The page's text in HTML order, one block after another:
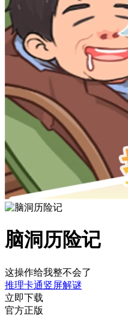
脑洞历险记
这操作给我整不会了
推理卡通竖屏解谜
立即下载
官方正版